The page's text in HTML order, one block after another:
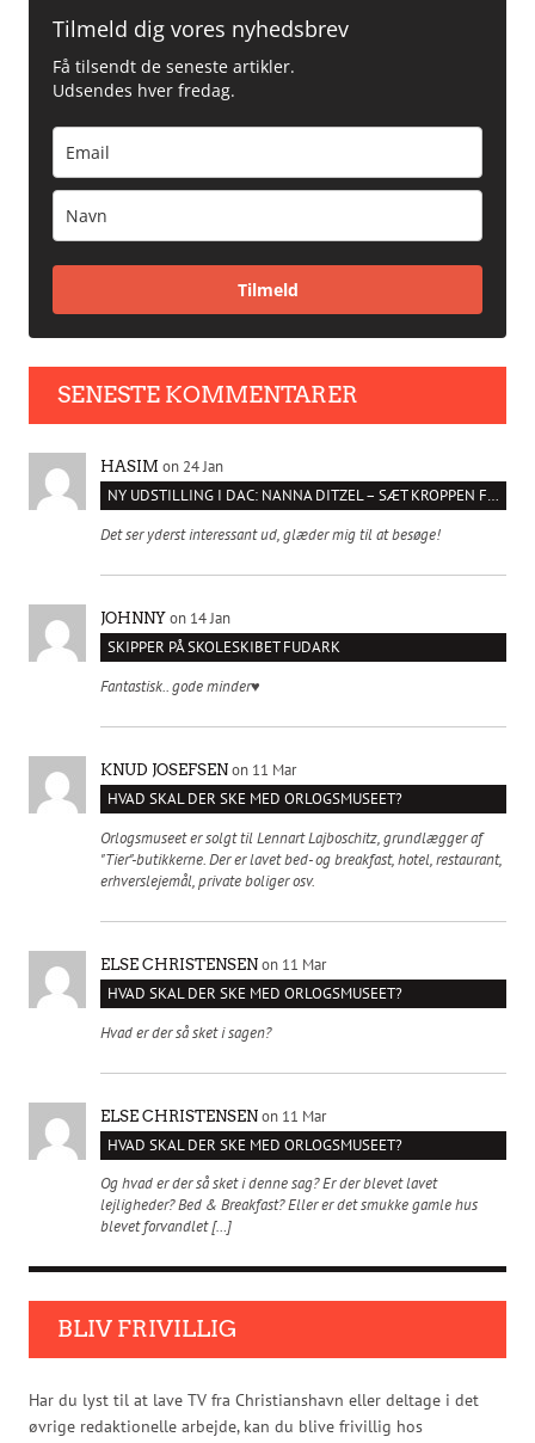
Tilmeld dig vores nyhedsbrev
Få tilsendt de seneste artikler.
Udsendes hver fredag.
Tilmeld
SENESTE KOMMENTARER
HASIM on 24 Jan
NY UDSTILLING I DAC: NANNA DITZEL – SÆT KROPPEN FRI
Det ser yderst interessant ud, glæder mig til at besøge!
JOHNNY on 14 Jan
SKIPPER PÅ SKOLESKIBET FUDARK
Fantastisk.. gode minder♥️
KNUD JOSEFSEN on 11 Mar
HVAD SKAL DER SKE MED ORLOGSMUSEET?
Orlogsmuseet er solgt til Lennart Lajboschitz, grundlægger af
"Tier"-butikkerne. Der er lavet bed- og breakfast, hotel, restaurant,
erhverslejemål, private boliger osv.
ELSE CHRISTENSEN on 11 Mar
HVAD SKAL DER SKE MED ORLOGSMUSEET?
Hvad er der så sket i sagen?
ELSE CHRISTENSEN on 11 Mar
HVAD SKAL DER SKE MED ORLOGSMUSEET?
Og hvad er der så sket i denne sag? Er der blevet lavet
lejligheder? Bed & Breakfast? Eller er det smukke gamle hus
blevet forvandlet […]
BLIV FRIVILLIG
Har du lyst til at lave TV fra Christianshavn eller deltage i det
øvrige redaktionelle arbejde, kan du blive frivillig hos